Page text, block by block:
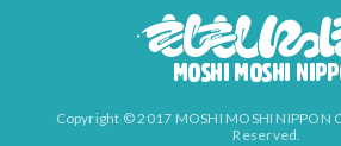
Copyright © 2017 MOSHI MOSHI NIPPON
Reserved.